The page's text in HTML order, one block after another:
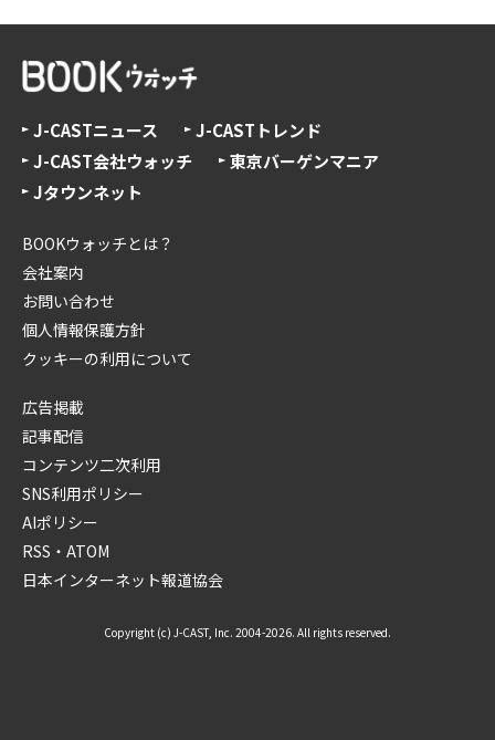
J-CASTニュース
J-CASTトレンド
J-CAST会社ウォッチ
東京バーゲンマニア
Jタウンネット
BOOKウォッチとは？
会社案内
お問い合わせ
個人情報保護方針
クッキーの利用について
広告掲載
記事配信
コンテンツ二次利用
SNS利用ポリシー
AIポリシー
RSS・ATOM
日本インターネット報道協会
Copyright (c) J-CAST, Inc. 2004-2026. All rights reserved.